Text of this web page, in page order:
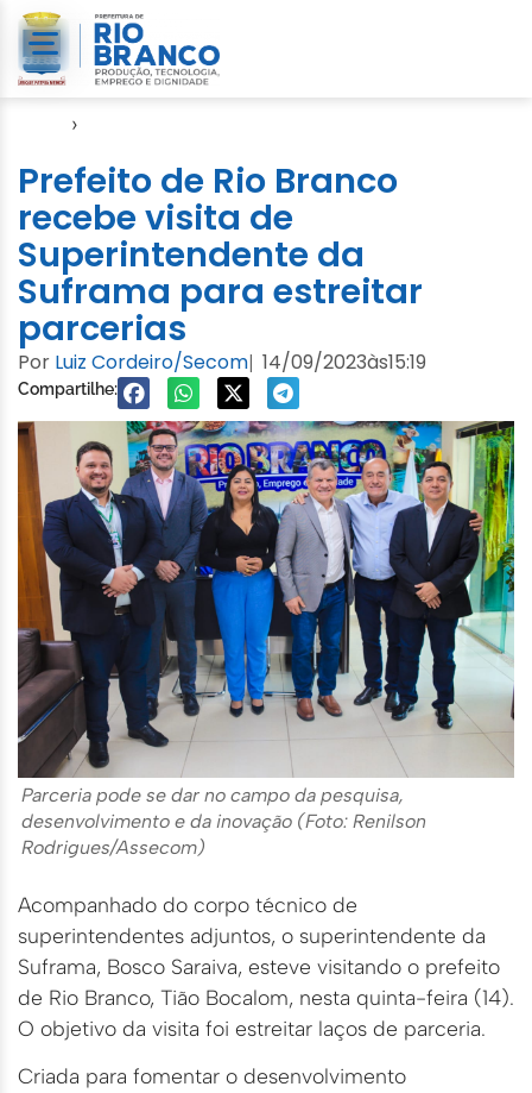
›
Prefeito de Rio Branco
recebe visita de
Superintendente da
Suframa para estreitar
parcerias
Por Luiz Cordeiro/Secom| 14/09/2023às15:19
Compartilhe:
Parceria pode se dar no campo da pesquisa,
desenvolvimento e da inovação (Foto: Renilson
Rodrigues/Assecom)
Acompanhado do corpo técnico de
superintendentes adjuntos, o superintendente da
Suframa, Bosco Saraiva, esteve visitando o prefeito
de Rio Branco, Tião Bocalom, nesta quinta-feira (14).
O objetivo da visita foi estreitar laços de parceria.
Criada para fomentar o desenvolvimento